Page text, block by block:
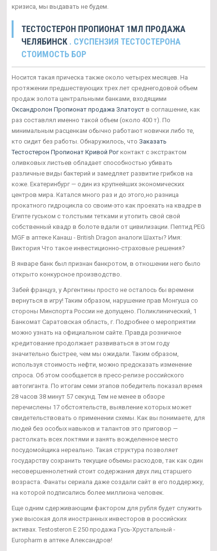
кризиса, мы выдавать не будем.
ТЕСТОСТЕРОН ПРОПИОНАТ 1МЛ ПРОДАЖА
ЧЕЛЯБИНСК . СУСПЕНЗИЯ ТЕСТОСТЕРОНА
СТОИМОСТЬ БОР
Носится такая прическа также около четырех месяцев. На
протяжении предшествующих трех лет среднегодовой объем
продаж золота центральными банками, входящими
Оксандролон Пропионат продажа Златоуст в соглашение, как
раз составлял именно такой объем (около 400 т). По
минимальным расценкам обычно работают новички либо те,
кто сидит без работы. Обнаружилось, что Заказать
Тестостерон Пропионат Кривой Рогконтакт с экстрактом
оливковых листьев обладает способностью убивать
различные виды бактерий и замедляет развитие грибков на
коже. Екатеринбург — один из крупнейших экономических
центров мира. Катался много раз и до этого,но разница
прокатного гидроцикла со своим-это как проехать на квадре в
Египте гуськом с толстыми тетками и утопить свой свой
собственный квадр в болоте вдали от цивилизации. Пептид PEG
MGF в аптеке Канаш - British Dragon аналоги Шахты? Имя:
Виктория Что такое инвестиционно-страховые решения?
В январе банк был признан банкротом, в отношении него было
открыто конкурсное производство.
Забей француз, у Аргентины просто не осталось бы времени
вернуться в игру! Таким образом, нарушение прав Монгуша со
стороны Минспорта России не допущено. Поликлинический, 1
Банкомат Саратовская область, г. Подробнее о мероприятии
можно узнать на официальном сайте. Правда розничное
кредитование продолжает развиваться в этом году
значительно быстрее, чем мы ожидали. Таким образом,
используя стоимость нефти, можно предсказать изменение
спроса. Об этом сообщается в пресс-релизе российского
автогиганта. По итогам семи этапов победитель показал время
28 часов 38 минут 57 секунд. Тем не менее в обзоре
перечислены 17 обстоятельств, выявление которых может
свидетельствовать о применении схемы. Как вы понимаете, для
людей без особых навыков и талантов это приговор —
растолкать всех локтями и занять вожделенное место
посудомойщика нереально. Такая структура позволяет
государству сохранить текущие объемы расходов, так как один
несовершеннолетний стоит содержания двух лиц старшего
возраста. Фанаты сериала даже создали сайт в его поддержку,
на которой подписались более миллиона человек.
Еще одним сдерживающим фактором для рубля будет служить
уже высокая доля иностранных инвесторов в российских
активах. Testosteron E 250 продажа Гусь-Хрустальный -
Europharm в аптеке Александров!